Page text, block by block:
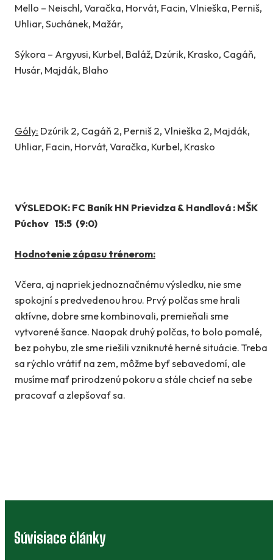
Mello – Neischl, Varačka, Horvát, Facin, Vlnieška, Perniš,
Uhliar, Suchánek, Mažár,
Sýkora – Argyusi, Kurbel, Baláž, Dzúrik, Krasko, Cagáň,
Husár, Majdák, Blaho
Góly: Dzúrik 2, Cagáň 2, Perniš 2, Vlnieška 2, Majdák,
Uhliar, Facin, Horvát, Varačka, Kurbel, Krasko
VÝSLEDOK: FC Baník HN Prievidza & Handlová : MŠK
Púchov 15:5 (9:0)
Hodnotenie zápasu trénerom:
Včera, aj napriek jednoznačnému výsledku, nie sme
spokojní s predvedenou hrou. Prvý polčas sme hrali
aktívne, dobre sme kombinovali, premieňali sme
vytvorené šance. Naopak druhý polčas, to bolo pomalé,
bez pohybu, zle sme riešili vzniknuté herné situácie. Treba
sa rýchlo vrátiť na zem, môžme byť sebavedomí, ale
musíme mať prirodzenú pokoru a stále chcieť na sebe
pracovať a zlepšovať sa.
Súvisiace články